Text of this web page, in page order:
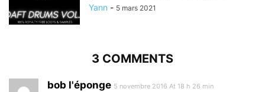
Yann - 5 mars 2021
3 COMMENTS
bob l'éponge 5 novembre 2016 At 18 h 26 min